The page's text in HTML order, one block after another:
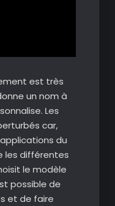
est très
un nom à
Les
car,
du
les différentes
le modèle
possible de
et de faire